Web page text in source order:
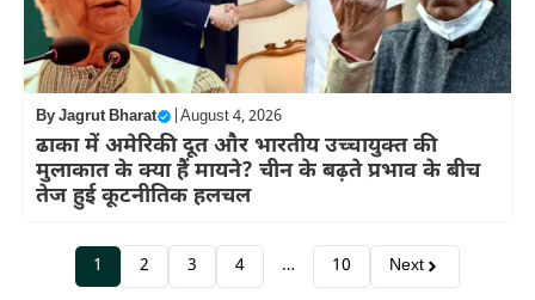
ByJagrut Bharat August 4, 2026
ढाका में अमेरिकी दूत और भारतीय उच्चायुक्त की
मुलाकात के क्या हैं मायने? चीन के बढ़ते प्रभाव के बीच
तेज हुई कूटनीतिक हलचल
1 2 3 4 … 10 Next